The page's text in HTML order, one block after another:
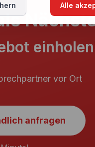
vor Ort
anfragen
Alle